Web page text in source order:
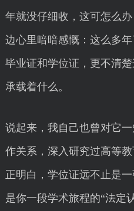
年就没仔细收，这可怎么
边心里暗暗感慨：这么多
毕业证和学位证，更不清
承载着什么。
说起来，我自己也曾对它
作关系，深入研究过高等
正明白，学位证远不止是
是你一段学术旅程的“法定